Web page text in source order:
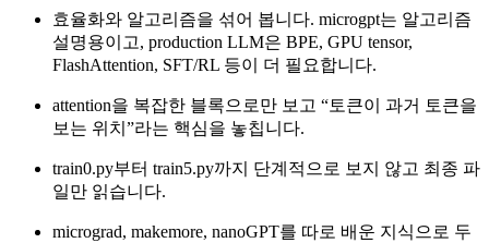
효율화와 알고리즘을 섞어 봅니다. microgpt는 알고리즘
설명용이고, production LLM은 BPE, GPU tensor,
FlashAttention, SFT/RL 등이 더 필요합니다.
attention을 복잡한 블록으로만 보고 “토큰이 과거 토큰을
보는 위치”라는 핵심을 놓칩니다.
train0.py부터 train5.py까지 단계적으로 보지 않고 최종 파
일만 읽습니다.
micrograd, makemore, nanoGPT를 따로 배운 지식으로 두